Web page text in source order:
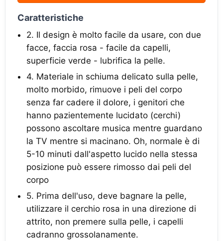
Caratteristiche
2. Il design è molto facile da usare, con due
facce, faccia rosa - facile da capelli,
superficie verde - lubrifica la pelle.
4. Materiale in schiuma delicato sulla pelle,
molto morbido, rimuove i peli del corpo
senza far cadere il dolore, i genitori che
hanno pazientemente lucidato (cerchi)
possono ascoltare musica mentre guardano
la TV mentre si macinano. Oh, normale è di
5-10 minuti dall'aspetto lucido nella stessa
posizione può essere rimosso dai peli del
corpo
5. Prima dell'uso, deve bagnare la pelle,
utilizzare il cerchio rosa in una direzione di
attrito, non premere sulla pelle, i capelli
cadranno grossolanamente.